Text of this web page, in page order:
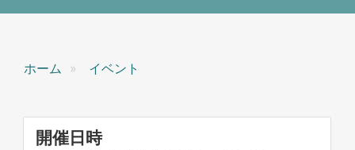
ホーム イベント
開催日時